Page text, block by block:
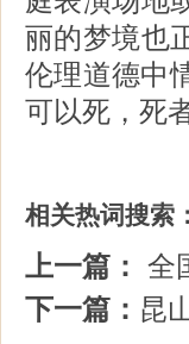
丽的梦境也
伦理道德中
可以死，死
相关热词搜索：
上一篇： 全
下一篇： 昆